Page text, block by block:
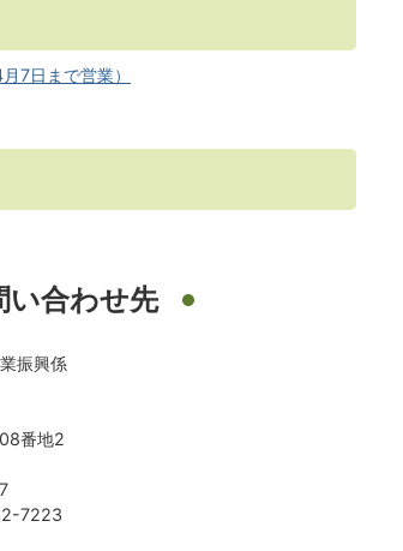
7日まで営業）
い合わせ先
振興係
番地2
7223